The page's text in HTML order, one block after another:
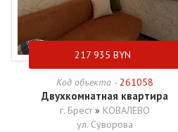
217 935 BYN
Код объекта - 261058
Двухкомнатная квартира
г. Брест » КОВАЛЕВО
ул. Суворова